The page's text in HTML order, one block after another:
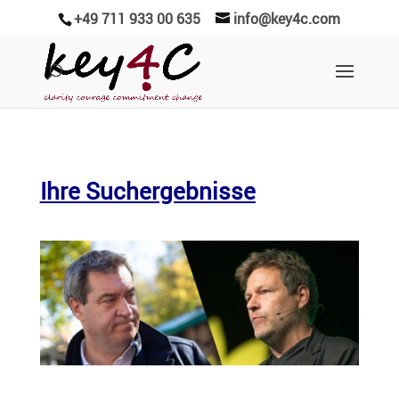
+49 711 933 00 635 info@key4c.com
Ihre Suchergebnisse